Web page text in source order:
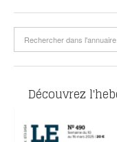
Découvrez